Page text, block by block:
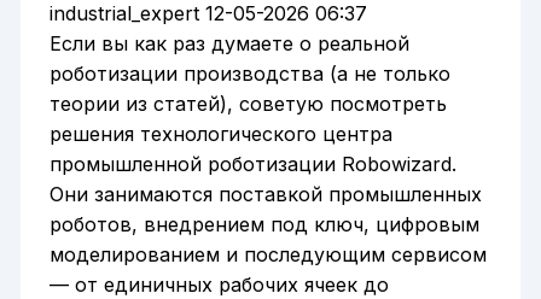
industrial_expert 12-05-2026 06:37
Если вы как раз думаете о реальной
роботизации производства (а не только
теории из статей), советую посмотреть
решения технологического центра
промышленной роботизации Robowizard.
Они занимаются поставкой промышленных
роботов, внедрением под ключ, цифровым
моделированием и последующим сервисом
— от единичных рабочих ячеек до